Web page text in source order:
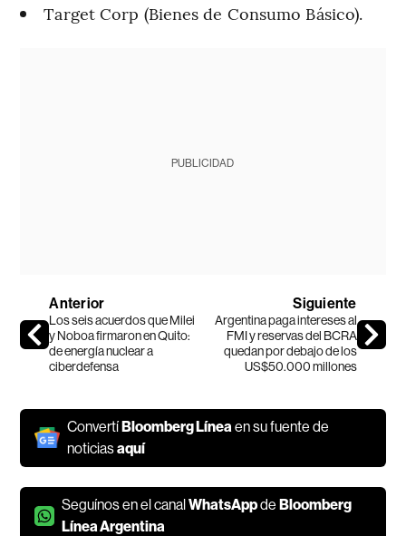
Target Corp (Bienes de Consumo Básico).
PUBLICIDAD
Anterior
Los seis acuerdos que Milei
y Noboa firmaron en Quito:
de energía nuclear a
ciberdefensa
Siguiente
Argentina paga intereses al
FMI y reservas del BCRA
quedan por debajo de los
US$50.000 millones
ConvertíBloomberg Línea en su fuente de
noticiasaquí
Seguínos en el canalWhatsAppdeBloomberg
Línea Argentina